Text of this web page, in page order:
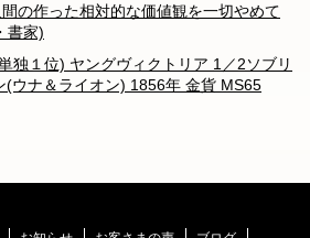
の作った相対的な価値観を一切やめて
書家)
独１位) ヤングヴィクトリア 1／2ソブリ
(ウナ＆ライオン) 1856年 金貨 MS65